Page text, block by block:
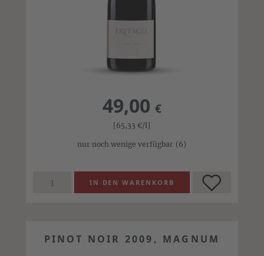
49,00 €
[65,33€/l]
nur noch wenige verfügbar (6)
PINOT NOIR 2009, MAGNUM